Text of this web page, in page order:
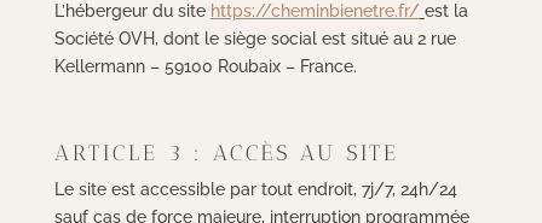
L’hébergeur du site https://cheminbienetre.fr/ est la
Société OVH, dont le siège social est situé au 2 rue
Kellermann – 59100 Roubaix – France.
ARTICLE 3 : ACCÈS AU SITE
Le site est accessible par tout endroit, 7j/7, 24h/24
sauf cas de force majeure, interruption programmée